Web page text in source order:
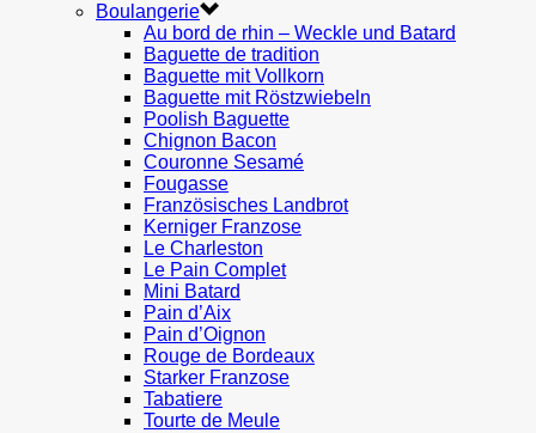
Boulangerie
Au bord de rhin – Weckle und Batard
Baguette de tradition
Baguette mit Vollkorn
Baguette mit Röstzwiebeln
Poolish Baguette
Chignon Bacon
Couronne Sesamé
Fougasse
Französisches Landbrot
Kerniger Franzose
Le Charleston
Le Pain Complet
Mini Batard
Pain d’Aix
Pain d’Oignon
Rouge de Bordeaux
Starker Franzose
Tabatiere
Tourte de Meule